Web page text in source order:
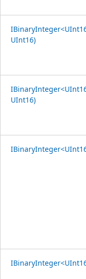
UInt16)
UInt16)